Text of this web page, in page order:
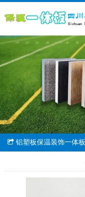
铝塑板保温装饰一体板